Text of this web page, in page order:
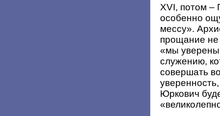
XVI, потом –
особенно
мессу».
прощание не
«мы
служению,
совершать
Юркович